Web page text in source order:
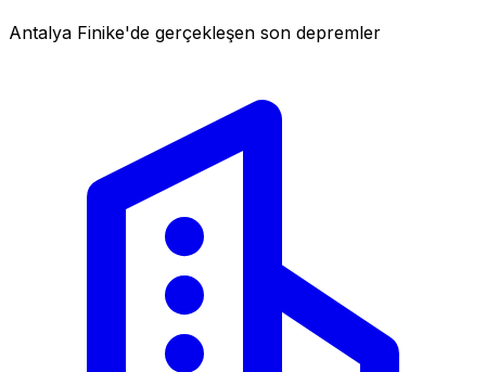
Antalya Finike'de gerçekleşen son depremler